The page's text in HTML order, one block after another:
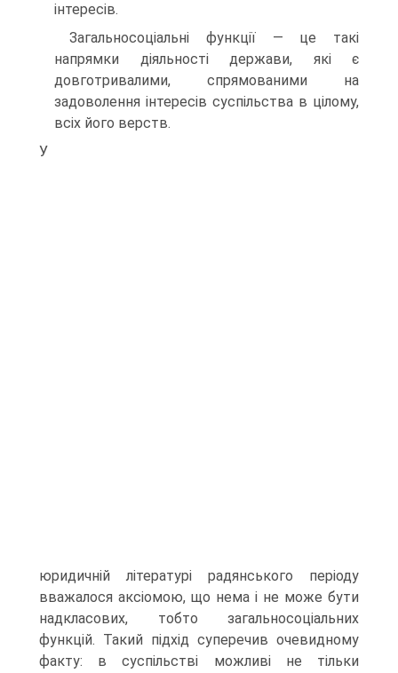
інтересів.
Загальносоціальні функції — це такі
напрямки діяльності держави, які є
довготривалими, спрямованими на
задоволення інтересів суспільства в цілому,
всіх його верств.
У
юридичній літературі радянського періоду
вважалося аксіомою, що нема і не може бути
надкласових, тобто загальносоціальних
функцій. Такий підхід суперечив очевидному
факту: в суспільстві можливі не тільки